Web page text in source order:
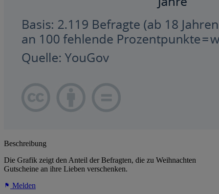
Beschreibung
Die Grafik zeigt den Anteil der Befragten, die zu Weihnachten
Gutscheine an ihre Lieben verschenken.
Melden